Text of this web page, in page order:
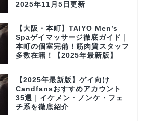
2025年11月5日更新
【大阪・本町】TAIYO Men’s
Spaゲイマッサージ徹底ガイド｜
本町の個室完備！筋肉質スタッフ
多数在籍！【2025年最新版】
【2025年最新版】ゲイ向け
Candfansおすすめアカウント
35選｜イケメン・ノンケ・フェ
チ系を徹底紹介